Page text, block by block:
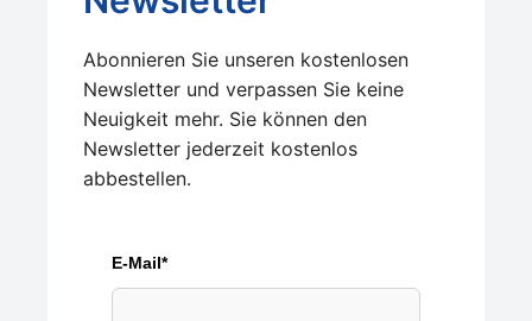
Abonnieren Sie unseren kostenlosen
Newsletter und verpassen Sie keine
Neuigkeit mehr. Sie können den
Newsletter jederzeit kostenlos
abbestellen.
E-Mail*